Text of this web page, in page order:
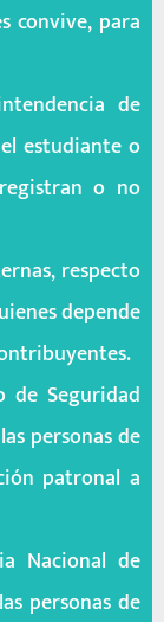
convive, para
de
estudiante o
o no
respecto
depende
de Seguridad
personas de
patronal a
Nacional de
personas de